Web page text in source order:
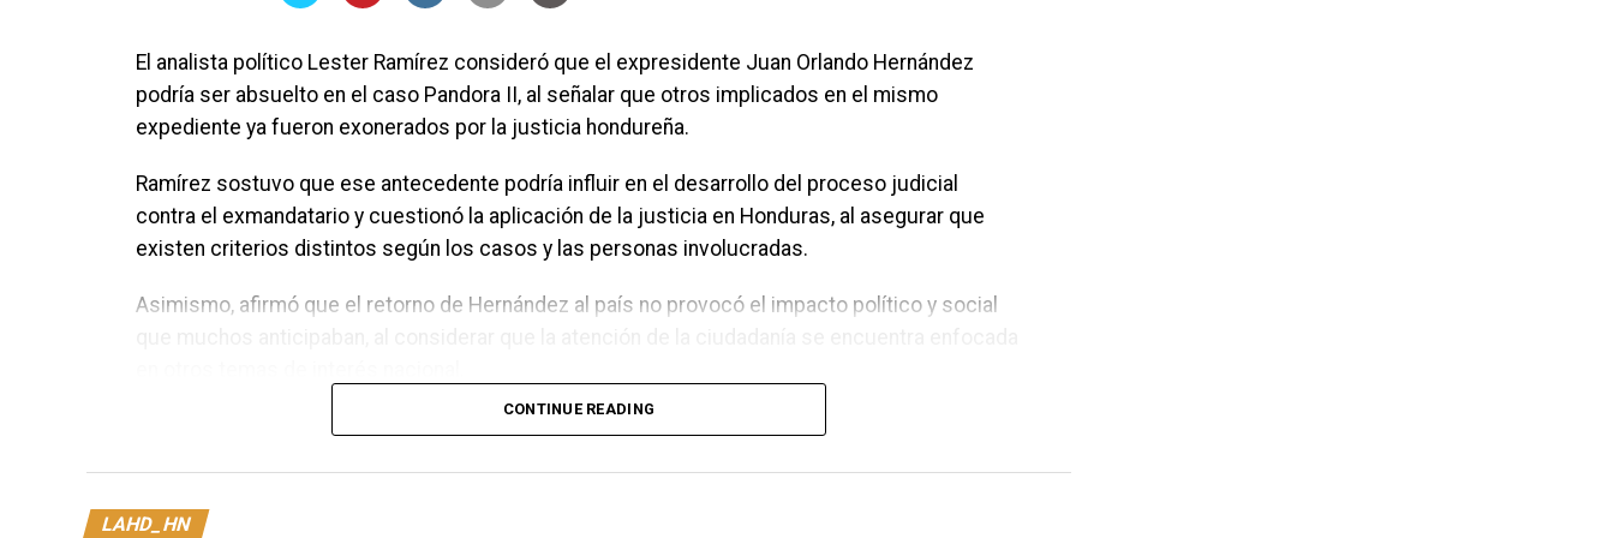
El analista político Lester Ramírez consideró que el expresidente Juan Orlando Hernández
podría ser absuelto en el caso Pandora II, al señalar que otros implicados en el mismo
expediente ya fueron exonerados por la justicia hondureña.
Ramírez sostuvo que ese antecedente podría influir en el desarrollo del proceso judicial
contra el exmandatario y cuestionó la aplicación de la justicia en Honduras, al asegurar que
existen criterios distintos según los casos y las personas involucradas.
Asimismo, afirmó que el retorno de Hernández al país no provocó el impacto político y social
Las declaraciones del analista surgen en medio del avance del proceso judicial relacionado
CONTINUE READING
LAHD_HN